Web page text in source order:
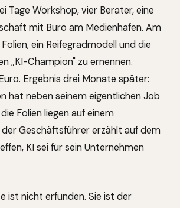
Tage Workshop, vier Berater, eine
mit Büro am Medienhafen. Am
ein Reifegradmodell und die
„KI-Champion" zu ernennen.
Ergebnis drei Monate später:
hat neben seinem eigentlichen Job
Folien liegen auf einem
Geschäftsführer erzählt auf dem
KI sei für sein Unternehmen
ist nicht erfunden. Sie ist der